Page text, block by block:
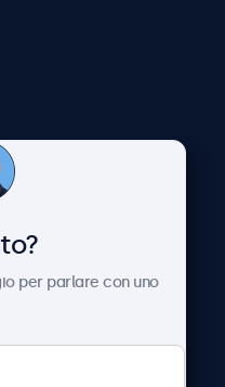
Chi siamo
per parlare con uno